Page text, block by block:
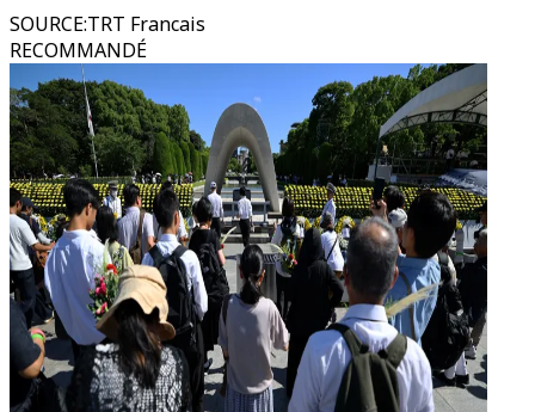
SOURCE:TRT Francais
RECOMMANDÉ